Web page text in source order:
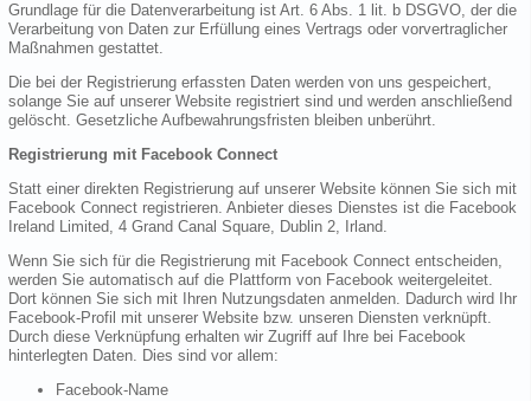
Grundlage für die Datenverarbeitung ist Art. 6 Abs. 1 lit. b DSGVO, der die
Verarbeitung von Daten zur Erfüllung eines Vertrags oder vorvertraglicher
Maßnahmen gestattet.
Die bei der Registrierung erfassten Daten werden von uns gespeichert,
solange Sie auf unserer Website registriert sind und werden anschließend
gelöscht. Gesetzliche Aufbewahrungsfristen bleiben unberührt.
Registrierung mit Facebook Connect
Statt einer direkten Registrierung auf unserer Website können Sie sich mit
Facebook Connect registrieren. Anbieter dieses Dienstes ist die Facebook
Ireland Limited, 4 Grand Canal Square, Dublin 2, Irland.
Wenn Sie sich für die Registrierung mit Facebook Connect entscheiden,
werden Sie automatisch auf die Plattform von Facebook weitergeleitet.
Dort können Sie sich mit Ihren Nutzungsdaten anmelden. Dadurch wird Ihr
Facebook-Profil mit unserer Website bzw. unseren Diensten verknüpft.
Durch diese Verknüpfung erhalten wir Zugriff auf Ihre bei Facebook
hinterlegten Daten. Dies sind vor allem:
Facebook-Name